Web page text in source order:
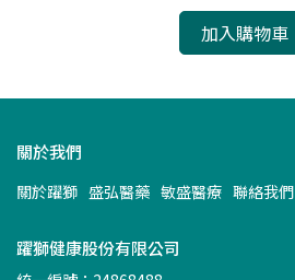
加入購物車
關於我們
關於躍獅 盛弘醫藥 敏盛醫療 聯絡我們
躍獅健康股份有限公司